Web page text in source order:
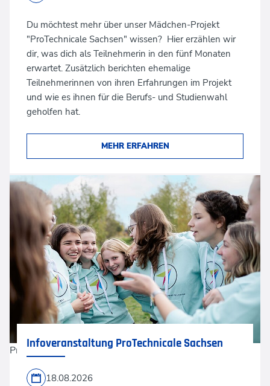
Du möchtest mehr über unser Mädchen-Projekt
"ProTechnicale Sachsen" wissen? Hier erzählen wir
dir, was dich als Teilnehmerin in den fünf Monaten
erwartet. Zusätzlich berichten ehemalige
Teilnehmerinnen von ihren Erfahrungen im Projekt
und wie es ihnen für die Berufs- und Studienwahl
geholfen hat.
MEHR ERFAHREN
ProTechnicale
Infoveranstaltung ProTechnicale Sachsen
18.08.2026